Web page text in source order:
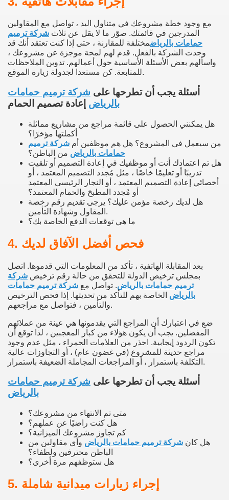
مع وجود خطة مشروعك في متناول اليد ، تواصل مع المقاولين
المدرجين في قائمتك. صوّر ما لا يقل عن ثلاث شركة ترميم
حمامات بالرياضمختلفة للمقارنة ، حتى إذا كنت تعتقد أنك قد
وجدت الشركة بالفعل. قدم لهم لمحة موجزة عن مشروعك ،
واسألهم بعض الأسئلة الأساسية حول أعمالهم. تدوين الملاحظات
للمتابعة. كن مستعدا لجدولة زيارة الموقع.
أسئلة يجب أن تطرحها على شركة ترميم حمامات
بالرياض إعادة تصميم الحمام
هل يمكنني الحصول على قائمة مراجع من مشاريع مماثلة
أكملتها مؤخرًا؟
من سيعمل في المشروع؟ هل هم موظفين أم شركة ترميم
حمامات بالرياض من الباطن؟
هل تم اعتمادك أنت أو موظفيك في إعادة التصميم أو تلقيت
تدريبًا أو تعليمًا خاصًا ، مثل مُجدد التصميم المعتمد ، أو
أخصائي إعادة التصميم المعتمد ، أو النجار الرئيسي المعتمد
أو مُجدد المطبخ والحمام المعتمد؟
هل لديك رخصة مؤمن عليك؟ يرجى تقديم رقم رخصة
المقاول وشهادة التأمين.
ما هي توقعات الدفع الخاصة بك؟
4. فحص أفضل الآفاق لديك
بعد المقابلة الهاتفية ، تأكد من المعلومات التي قدموها. اتصل
بمجلس ترخيص الدولة للتحقق من حالة رقم ترخيص شركة
ترميم حمامات بالرياض. تواصل مع شركة ترميم حمامات
بالرياض الخاصة بهم للتأكد من تحديثها. إذا فحص الترخيص
والتأمين ، فتواصل مع مراجعهم.
ضع في اعتبارك أن المراجع التي يقدمونها هي عينة من عملائهم
المفضلين. يجب أن يكون هؤلاء من كبار المعجبين ، لذا توقع أن
تكون الردود إيجابية. احذر من العلامات الحمراء ، مثل عدم وجود
مراجع حديثة للمشروع (في غضون عام) ، أو التجاوزات عالية
التكلفة باستمرار ، أو المراجعات المجاملة الضعيفة باستمرار.
أسئلة يجب أن تطرحها على شركة ترميم حمامات
بالرياض
متى تم الانتهاء من مشروعك؟
هل كنت راضيًا عن عملهم؟
كم تجاوز مشروعك الميزانية؟
هل كان شركة ترميم حمامات بالرياض وأي مقاولين من
الباطن محترفين ولطفاء؟
هل ستوظفهم مرة أخرى؟
5. إجراء زيارات ميدانية شاملة